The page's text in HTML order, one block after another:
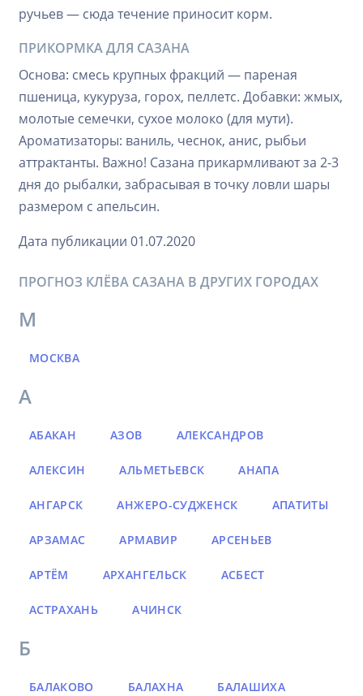
ручьев — сюда течение приносит корм.
ПРИКОРМКА ДЛЯ САЗАНА
Основа: смесь крупных фракций — пареная
пшеница, кукуруза, горох, пеллетс. Добавки: жмых,
молотые семечки, сухое молоко (для мути).
Ароматизаторы: ваниль, чеснок, анис, рыбьи
аттрактанты. Важно! Сазана прикармливают за 2-3
дня до рыбалки, забрасывая в точку ловли шары
размером с апельсин.
Дата публикации 01.07.2020
ПРОГНОЗ КЛЁВА САЗАНА В ДРУГИХ ГОРОДАХ
М
МОСКВА
А
АБАКАН АЗОВ АЛЕКСАНДРОВ
АЛЕКСИН АЛЬМЕТЬЕВСК АНАПА
АНГАРСК АНЖЕРО-СУДЖЕНСК АПАТИТЫ
АРЗАМАС АРМАВИР АРСЕНЬЕВ
АРТЁМ АРХАНГЕЛЬСК АСБЕСТ
АСТРАХАНЬ АЧИНСК
Б
БАЛАКОВО БАЛАХНА БАЛАШИХА